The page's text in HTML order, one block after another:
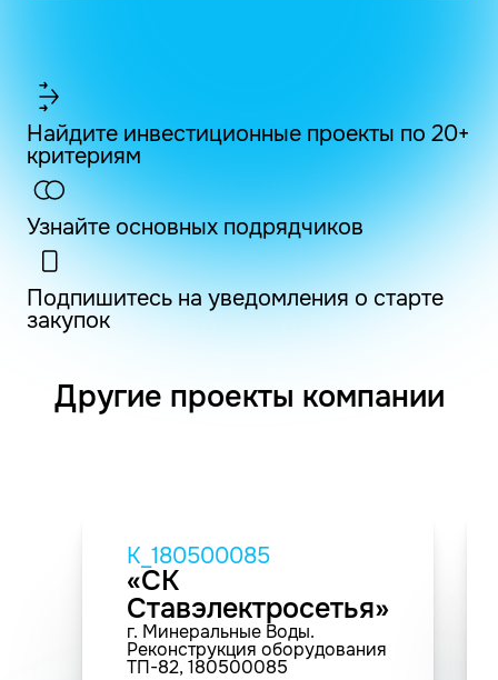
Найдите инвестиционные проекты по 20+
критериям
Узнайте основных подрядчиков
Подпишитесь на уведомления о старте
закупок
Другие проекты компании
K_180500085
«СК
Ставэлектросетья»
г. Минеральные Воды.
Реконструкция оборудования
ТП-82, 180500085